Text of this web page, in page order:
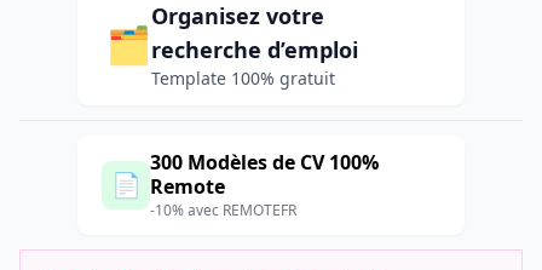
🗂️
Organisez votre
recherche d’emploi
Template 100% gratuit
📄
300 Modèles de CV 100%
Remote
-10% avec REMOTEFR